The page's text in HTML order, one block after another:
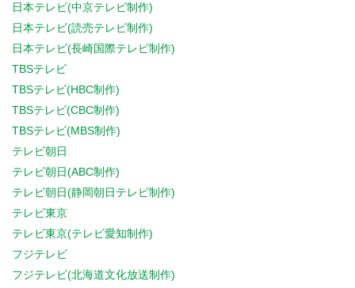
日本テレビ(中京テレビ制作)
日本テレビ(読売テレビ制作)
日本テレビ(長崎国際テレビ制作)
TBSテレビ
TBSテレビ(HBC制作)
TBSテレビ(CBC制作)
TBSテレビ(MBS制作)
テレビ朝日
テレビ朝日(ABC制作)
テレビ朝日(静岡朝日テレビ制作)
テレビ東京
テレビ東京(テレビ愛知制作)
フジテレビ
フジテレビ(北海道文化放送制作)